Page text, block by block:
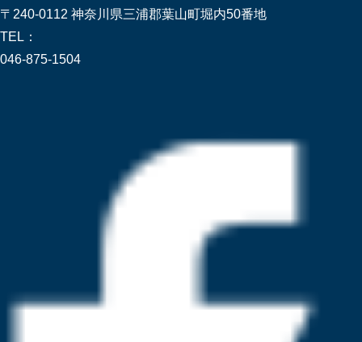
〒240-0112 神奈川県三浦郡葉山町堀内50番地
TEL：
046-875-1504